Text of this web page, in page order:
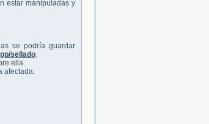
estar manipuladas y
se podría guardar
sellado.
ella.
afectada.